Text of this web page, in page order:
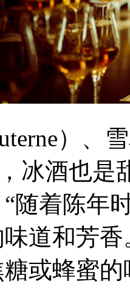
）、
，冰酒也
随着陈年
道和芳
或蜂蜜